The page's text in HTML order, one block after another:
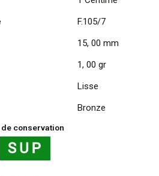
F.105/7
15, 00 mm
1, 00 gr
Lisse
Bronze
de conservation